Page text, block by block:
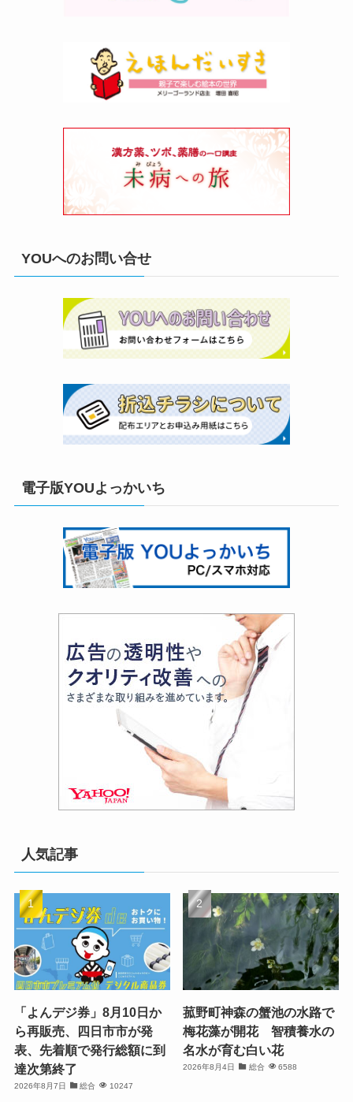
YOUへのお問い合せ
電子版YOUよっかいち
人気記事
「よんデジ券」8月10日か
ら再販売、四日市市が発
表、先着順で発行総額に到
達次第終了
2026年8月7日 総合 10247
菰野町神森の蟹池の水路で
梅花藻が開花 智積養水の
名水が育む白い花
2026年8月4日 総合 6588